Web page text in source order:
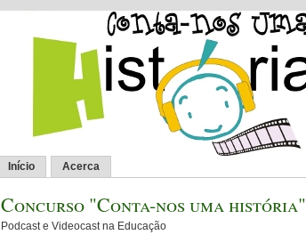
Início Acerca
Concurso "Conta-nos uma história"
Podcast e Videocast na Educação